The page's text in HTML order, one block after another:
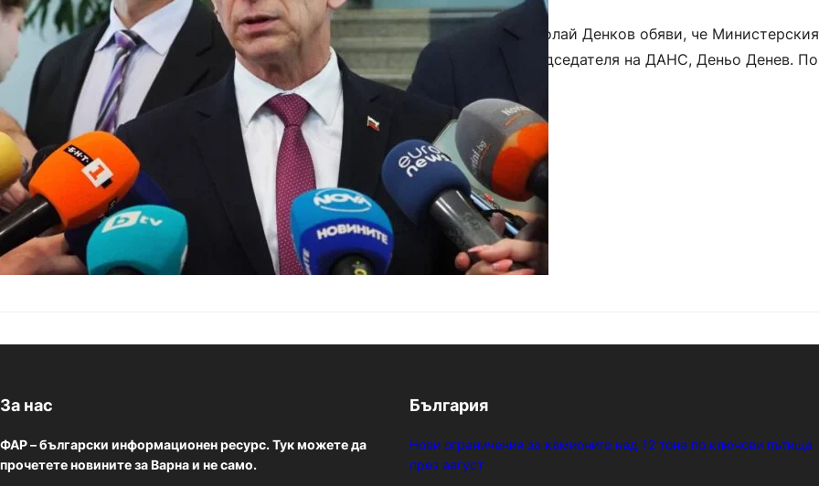
В специално изявление премиерът Николай Денков обяви, че
гласува за оставката на заместник-председателя на ДАНС, Деньо Денев.
според премиера, е редставения доклад относно използването…
За нас
ФАР – български информационен ресурс. Тук можете да
прочетете новините за Варна и не само.
България
Нови ограничения за камионите над 12 тона по ключови пътища
през август